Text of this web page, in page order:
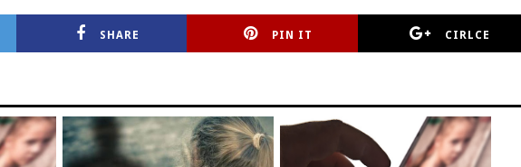
SHARE PIN IT CIRLCE